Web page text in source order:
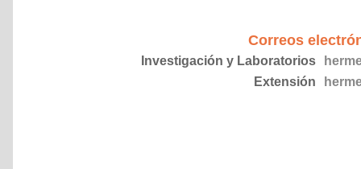
Correos
Investigación y Laboratorios
Extensión